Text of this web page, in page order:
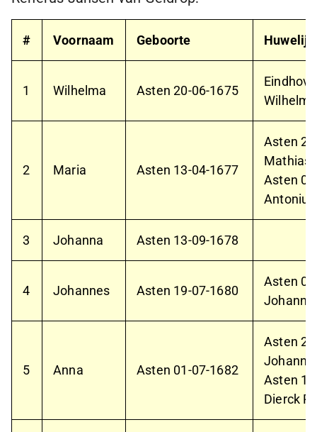
# Voornaam Geboorte Huwelijk
1 Wilhelma Asten20-06-1675
2 Maria Asten 13-04-1677
Asten
Mathias
Asten
3 Johanna Asten 13-09-1678
4 Johannes Asten 19-07-1680
Asten
Johanna
5 Anna Asten 01-07-1682
Asten
Asten
Dierck